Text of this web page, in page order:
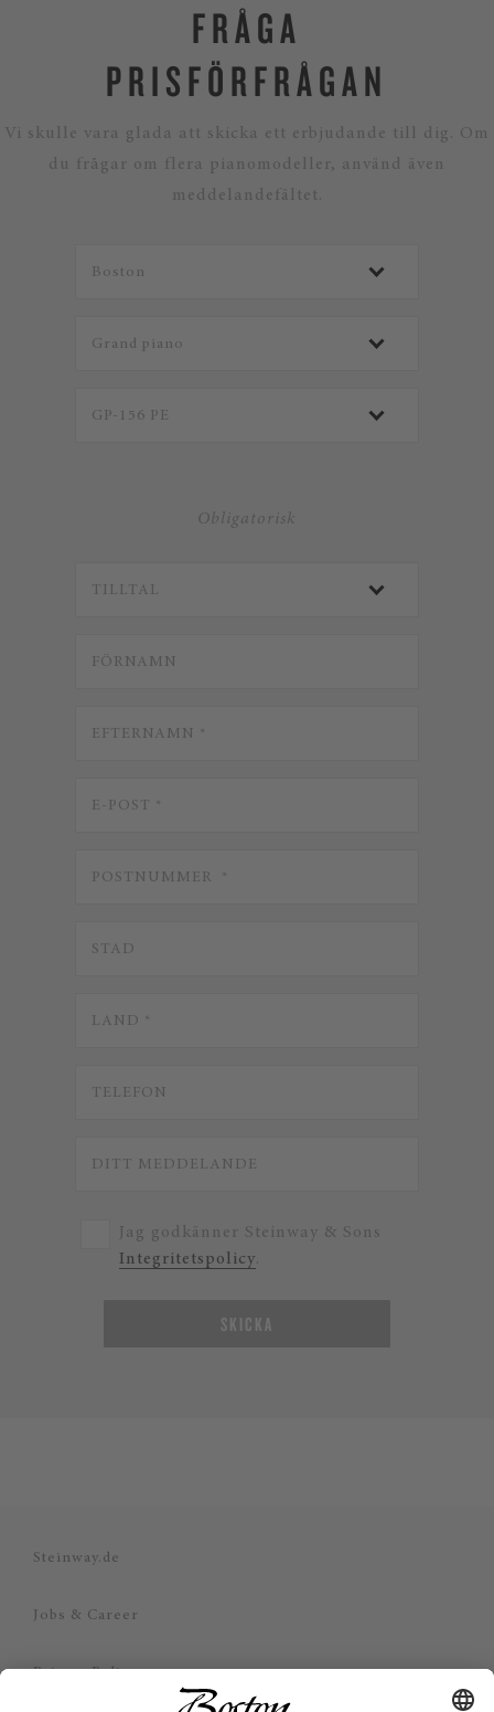
FRÅGA
PRISFÖRFRÅGAN
Vi skulle vara glada att skicka ett erbjudande till dig. Om
du frågar om flera pianomodeller, använd även
meddelandefältet.
Obligatorisk
Jag godkänner Steinway & Sons
Integritetspolicy.
SKICKA
Steinway.de
Jobs & Career
Privacy Policy